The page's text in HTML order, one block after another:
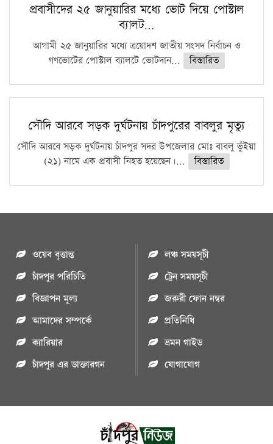
প্রবাসীদের ২৫ জানুয়ারির মধ্যে ভোট দিয়ে পোস্টাল
ব্যালট…
আগামী ২৫ জানুয়ারির মধ্যে ত্রয়োদশ জাতীয় সংসদ নির্বাচন ও
গণভোটের পোস্টাল ব্যালটে ভোটদান...
বিস্তারিত
সৌদি আরবে সড়ক দুর্ঘটনায় চাঁদপুরের বাবলুর মৃত্যু
সৌদি আরবে সড়ক দুর্ঘটনায় চাঁদপুর সদর উপজেলার মোঃ বাবলু ভুঁইয়া
(২১) নামে এক প্রবাসী নিহত হয়েছেন।...
বিস্তারিত
ওয়েব বৃত্তান্ত
চাঁদপুর পরিচিতি
বিজ্ঞাপন মুল্য
আমাদের সম্পর্কে
ক্যারিয়ার
চাঁদপুর এর ডাক্তারগন
লঞ্চ সময়সূচী
ট্রেন সময়সূচী
জরুরী ফোন নম্বর
প্রতিনিধি
ভ্রমন গাইড
যোগাযোগ